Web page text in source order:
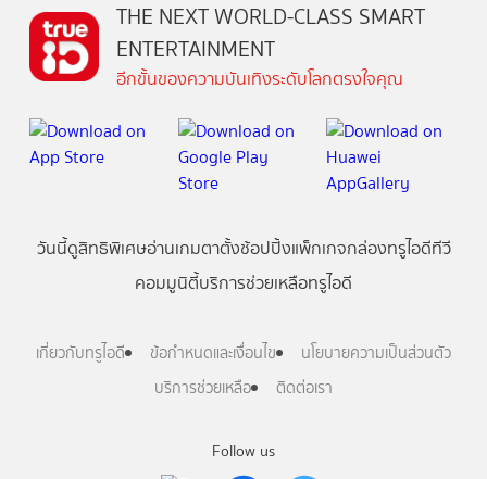
Follow us
THE NEXT WORLD-CLASS SMART
ENTERTAINMENT
อีกขั้นของความบันเทิงระดับโลกตรงใจคุณ
วันนี้ดูสิทธิพิเศษอ่านเกมตาตั้งช้อปปิ้งแพ็กเกจกล่องทรูไอดีทีวี
คอมมูนิตี้บริการช่วยเหลือทรูไอดี
เกี่ยวกับทรูไอดี ข้อกำหนดและเงื่อนไข
นโยบายความเป็นส่วนตัว
บริการช่วยเหลือ
ติดต่อเรา